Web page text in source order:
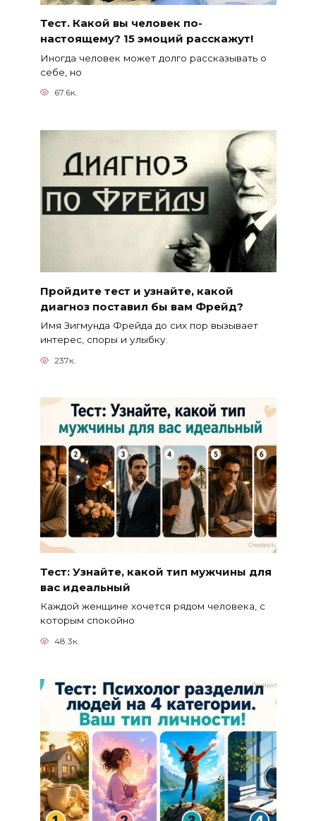
Тест. Какой вы человек по-
настоящему? 15 эмоций расскажут!
Иногда человек может долго рассказывать о
себе, но
67.6к.
Пройдите тест и узнайте, какой
диагноз поставил бы вам Фрейд?
Имя Зигмунда Фрейда до сих пор вызывает
интерес, споры и улыбку.
237к.
Тест: Узнайте, какой тип мужчины для
вас идеальный
Каждой женщине хочется рядом человека, с
которым спокойно
48.3к.